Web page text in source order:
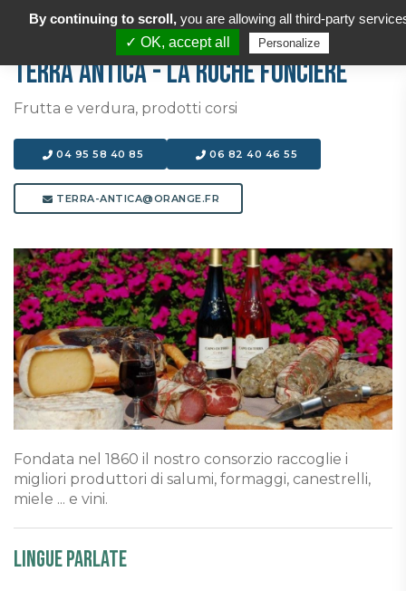
TERRA ANTICA - LA RUCHE FONCIERE
Frutta e verdura, prodotti corsi
04 95 58 40 85 06 82 40 46 55
TERRA-ANTICA@ORANGE.FR
Fondata nel 1860 il nostro consorzio raccoglie i
migliori produttori di salumi, formaggi, canestrelli,
miele ... e vini.
Lingue parlate
By continuing to scroll,you are allowing all third-party
✓ OK, accept all
Personalize